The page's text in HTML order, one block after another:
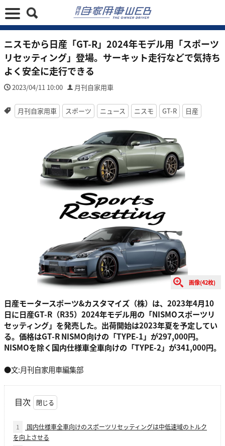
ニスモから日産「GT-R」2024年モデル用「スポーツ
リセッティング」登場。サーキット走行などで気持ち
よく安全に走行できる
2023/04/11 10:00 月刊自家用車
月刊自家用車 スポーツ ニュース ニスモ GT-R 日産
画像(42枚)
日産モータースポーツ&カスタマイズ（株）は、2023年4月10
日に日産GT-R（R35）2024年モデル用の「NISMOスポーツリ
セッティング」を発売した。出荷開始は2023年夏を予定してい
る。価格はGT-R NISMO向けの「TYPE-1」が297,000円。
NISMOを除く国内仕様車全車向けの「TYPE-2」が341,000円。
●文:月刊自家用車編集部
目次
1
国内仕様車全車向けのスポーツリセッティングは中低速域のトルク
を向上させる